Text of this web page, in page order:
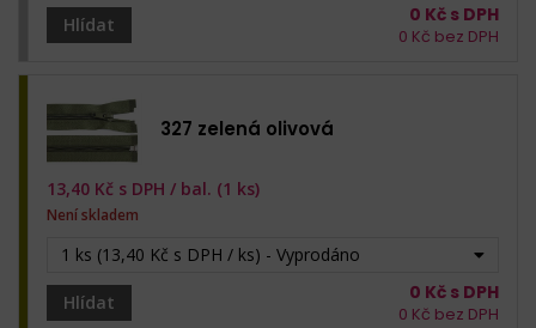
Hlídat 0 Kč s DPH
0 Kč bez DPH
327 zelená olivová
1 ks (13,40 Kč s DPH / ks) - Vyprodáno
Hlídat
13,40 Kč s DPH / bal. (1 ks)
Není skladem
0 Kč s DPH
0 Kč bez DPH